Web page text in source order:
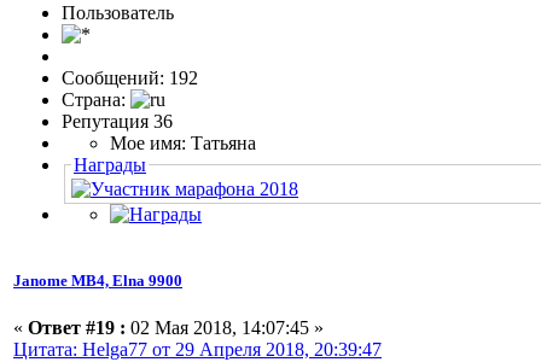
Пользовaтeль
Сообщений: 192
Страна:
Репутация 36
Мое имя: Татьяна
Награды
Janome МВ4, Elna 9900
« Ответ #19 : 02 Мая 2018, 14:07:45 »
Цитата: Helga77 от 29 Апреля 2018, 20:39:47